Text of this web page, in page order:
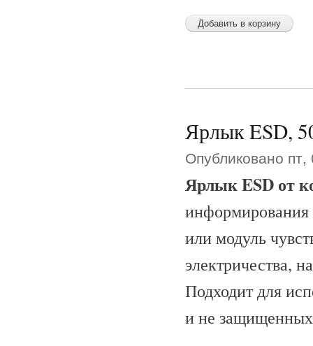
Ярлык ESD,
Опубликовано
Ярлык ESD от
информирования
или модуль
электричества,
Подходит для
и не защищенных